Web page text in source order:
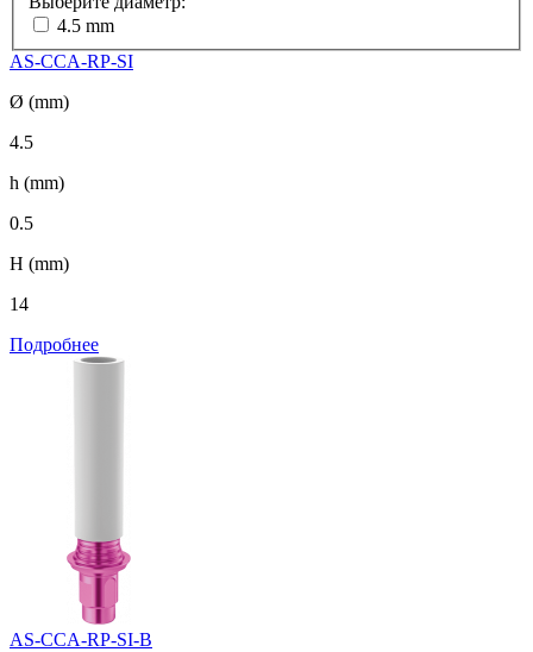
4.5 mm
AS-CCA-RP-SI
Ø (mm)
4.5
h (mm)
0.5
H (mm)
14
Подробнее
AS-CCA-RP-SI-B